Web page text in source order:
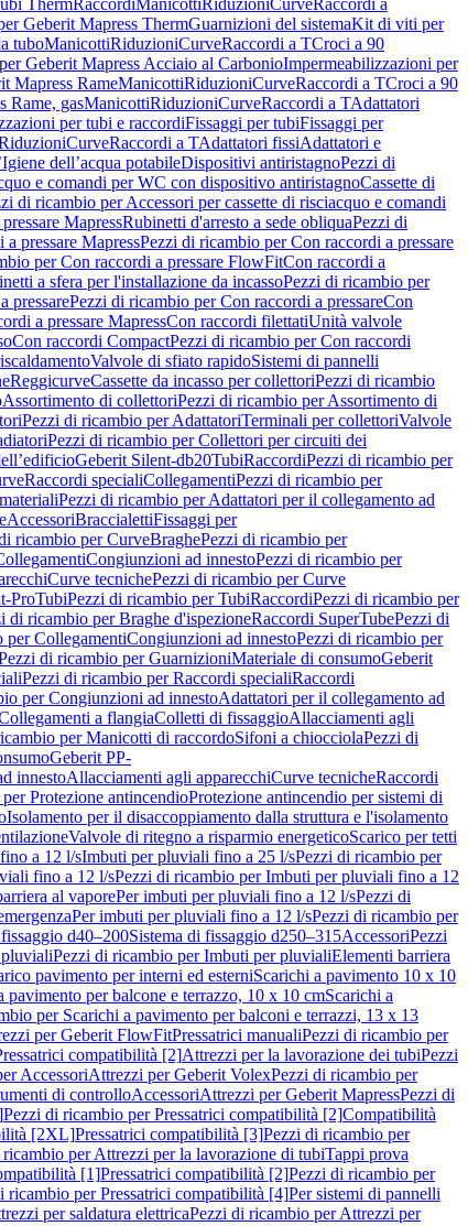
ThermRaccordiManicottiRiduzioniCurveRaccordi a
Geberit Mapress ThermGuarnizioni del sistemaKit di viti per
tuboManicottiRiduzioniCurveRaccordi a TCroci a 90
Geberit Mapress Acciaio al CarbonioImpermeabilizzazioni per
Mapress RameManicottiRiduzioniCurveRaccordi a TCroci a 90
Rame, gasManicottiRiduzioniCurveRaccordi a TAdattatori
per tubi e raccordiFissaggi per tubiFissaggi per
CurveRaccordi a TAdattatori fissiAdattatori e
dell’acqua potabileDispositivi antiristagnoPezzi di
e comandi per WC con dispositivo antiristagnoCassette di
di ricambio per Accessori per cassette di risciacquo e comandi
MapressRubinetti d'arresto a sede obliquaPezzi di
pressare MapressPezzi di ricambio per Con raccordi a pressare
per Con raccordi a pressare FlowFitCon raccordi a
a sfera per l'installazione da incassoPezzi di ricambio per
pressarePezzi di ricambio per Con raccordi a pressareCon
a pressare MapressCon raccordi filettatiUnità valvole
Con raccordi CompactPezzi di ricambio per Con raccordi
Valvole di sfiato rapidoSistemi di pannelli
ReggicurveCassette da incasso per collettoriPezzi di ricambio
Assortimento di collettoriPezzi di ricambio per Assortimento di
Pezzi di ricambio per AdattatoriTerminali per collettoriValvole
Pezzi di ricambio per Collettori per circuiti dei
Geberit Silent-db20TubiRaccordiPezzi di ricambio per
Raccordi specialiCollegamentiPezzi di ricambio per
Pezzi di ricambio per Adattatori per il collegamento ad
AccessoriBraccialettiFissaggi per
ricambio per CurveBraghePezzi di ricambio per
Congiunzioni ad innestoPezzi di ricambio per
Curve tecnichePezzi di ricambio per Curve
ProTubiPezzi di ricambio per TubiRaccordiPezzi di ricambio per
di ricambio per Braghe d'ispezioneRaccordi SuperTubePezzi di
per CollegamentiCongiunzioni ad innestoPezzi di ricambio per
di ricambio per GuarnizioniMateriale di consumoGeberit
Pezzi di ricambio per Raccordi specialiRaccordi
per Congiunzioni ad innestoAdattatori per il collegamento ad
a flangiaColletti di fissaggioAllacciamenti agli
per Manicotti di raccordoSifoni a chiocciolaPezzi di
Geberit PP-
innestoAllacciamenti agli apparecchiCurve tecnicheRaccordi
Protezione antincendioProtezione antincendio per sistemi di
Isolamento per il disaccoppiamento dalla struttura e l'isolamento
Valvole di ritegno a risparmio energeticoScarico per tetti
a 12 l/sImbuti per pluviali fino a 25 l/sPezzi di ricambio per
fino a 12 l/sPezzi di ricambio per Imbuti per pluviali fino a 12
al vaporePer imbuti per pluviali fino a 12 l/sPezzi di
Per imbuti per pluviali fino a 12 l/sPezzi di ricambio per
d40–200Sistema di fissaggio d250–315AccessoriPezzi
Pezzi di ricambio per Imbuti per pluvialiElementi barriera
pavimento per interni ed esterniScarichi a pavimento 10 x 10
per balcone e terrazzo, 10 x 10 cmScarichi a
per Scarichi a pavimento per balconi e terrazzi, 13 x 13
per Geberit FlowFitPressatrici manualiPezzi di ricambio per
compatibilità [2]Attrezzi per la lavorazione dei tubiPezzi
AccessoriAttrezzi per Geberit VolexPezzi di ricambio per
di controlloAccessoriAttrezzi per Geberit MapressPezzi di
Pezzi di ricambio per Pressatrici compatibilità [2]Compatibilità
[2XL]Pressatrici compatibilità [3]Pezzi di ricambio per
per Attrezzi per la lavorazione di tubiTappi prova
[1]Pressatrici compatibilità [2]Pezzi di ricambio per
ricambio per Pressatrici compatibilità [4]Per sistemi di pannelli
per saldatura elettricaPezzi di ricambio per Attrezzi per